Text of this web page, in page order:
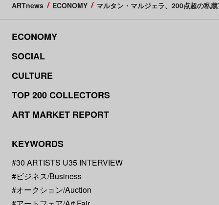
ARTnews ECONOMY マルタン・マルジェラ、200点超の私
ECONOMY
SOCIAL
CULTURE
TOP 200 COLLECTORS
ART MARKET REPORT
KEYWORDS
#30 ARTISTS U35 INTERVIEW
#ビジネス/Business
#オークション/Auction